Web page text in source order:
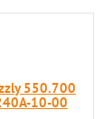
550.700
10-00